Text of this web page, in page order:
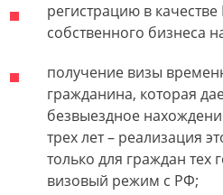
регистрацию в
собственного бизнеса
получение визы
гражданина, которая
безвыездное
трех лет – реализация
только для граждан тех
визовый режим с РФ;